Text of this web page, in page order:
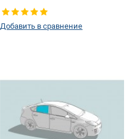
правое
Добавить в сравнение